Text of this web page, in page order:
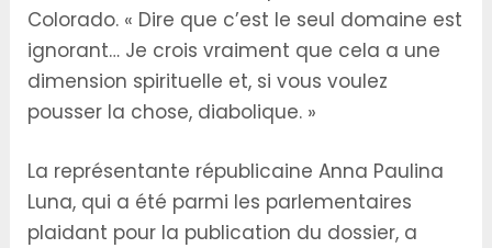
Colorado. « Dire que c’est le seul domaine est
ignorant… Je crois vraiment que cela a une
dimension spirituelle et, si vous voulez
pousser la chose, diabolique. »
La représentante républicaine Anna Paulina
Luna, qui a été parmi les parlementaires
plaidant pour la publication du dossier, a